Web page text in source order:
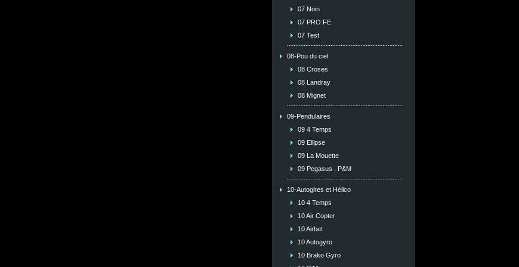
07 Noin
07 PRO FE
07 Test
08-Pou du ciel
08 Croses
08 Landray
08 Mignet
09-Pendulaires
09 4 Temps
09 Ellipse
09 La Mouette
09 Pegasus , P&M
10-Autogires et Hélico
10 4 Temps
10 Air Copter
10 Airbet
10 Autogyro
10 Brako Gyro